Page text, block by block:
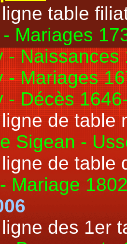
table
Mariages
- Naissances
- Mariages
- Décès
de table
Sigean -
de table
Mariage
des 1er